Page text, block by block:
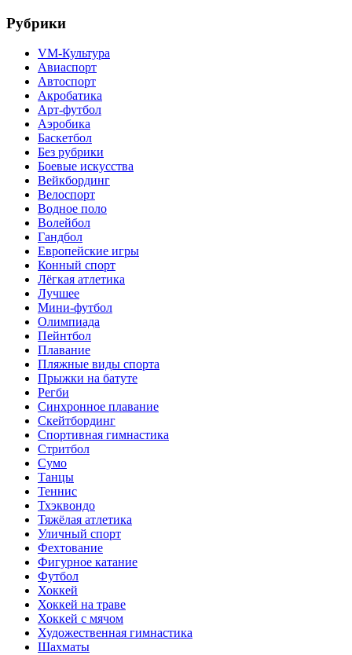
Рубрики
VM-Культура
Авиаспорт
Автоспорт
Акробатика
Арт-футбол
Аэробика
Баскетбол
Без рубрики
Боевые искусства
Вейкбординг
Велоспорт
Водное поло
Волейбол
Гандбол
Европейские игры
Конный спорт
Лёгкая атлетика
Лучшее
Мини-футбол
Олимпиада
Пейнтбол
Плавание
Пляжные виды спорта
Прыжки на батуте
Регби
Синхронное плавание
Скейтбординг
Спортивная гимнастика
Стритбол
Сумо
Танцы
Теннис
Тхэквондо
Тяжёлая атлетика
Уличный спорт
Фехтование
Фигурное катание
Футбол
Хоккей
Хоккей на траве
Хоккей с мячом
Художественная гимнастика
Шахматы